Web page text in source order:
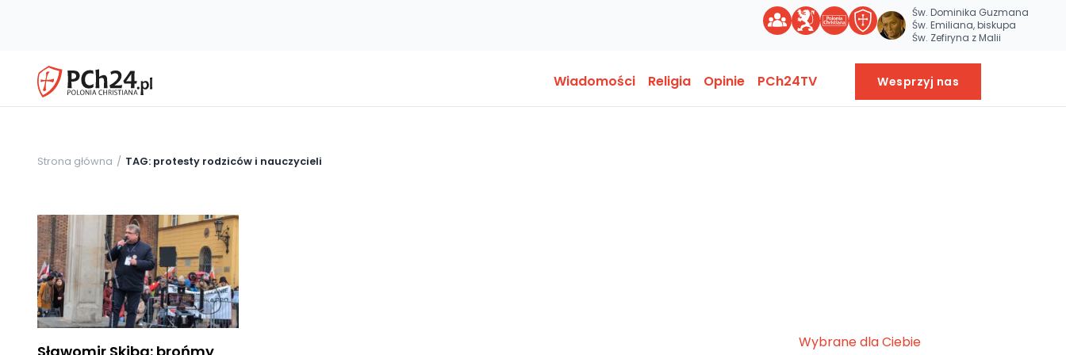
Św. Dominika Guzmana
Św. Emiliana, biskupa
Św. Zefiryna z Malii
Wiadomości Religia Opinie PCh24TV Wesprzyj nas
Strona główna TAG: protesty rodziców i nauczycieli
Wybrane dla Ciebie